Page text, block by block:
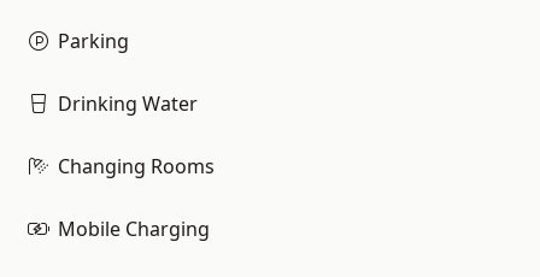
Parking
Drinking Water
Changing Rooms
Mobile Charging